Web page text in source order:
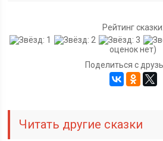
Рейтинг сказки:
оценок нет)
Поделиться с
Читать другие сказки